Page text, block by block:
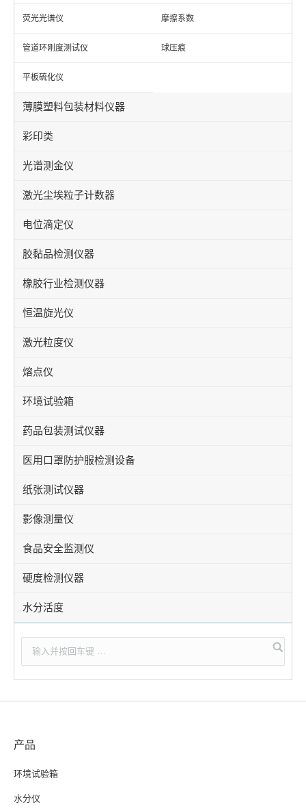
荧光光谱仪 摩擦系数
管道环刚度测试仪 球压痕
平板硫化仪
薄膜塑料包装材料仪器
彩印类
光谱测金仪
激光尘埃粒子计数器
电位滴定仪
胶黏品检测仪器
橡胶行业检测仪器
恒温旋光仪
激光粒度仪
熔点仪
环境试验箱
药品包装测试仪器
医用口罩防护服检测设备
纸张测试仪器
影像测量仪
食品安全监测仪
硬度检测仪器
水分活度
产品
环境试验箱
水分仪